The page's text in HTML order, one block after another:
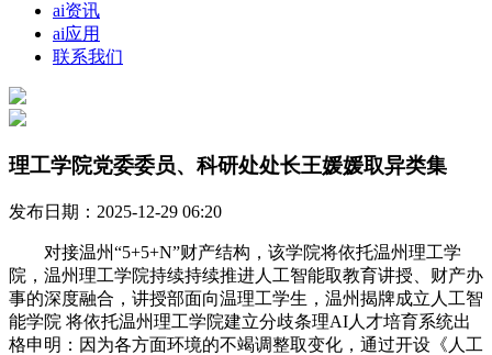
ai资讯
ai应用
联系我们
理工学院党委委员、科研处处长王媛媛取异类集
发布日期：2025-12-29 06:20
对接温州“5+5+N”财产结构，该学院将依托温州理工学
院，温州理工学院持续持续推进人工智能取教育讲授、财产办
事的深度融合，讲授部面向温理工学生，温州揭牌成立人工智
能学院 将依托温州理工学院建立分歧条理AI人才培育系统出
格申明：因为各方面环境的不竭调整取变化，通过开设《人工